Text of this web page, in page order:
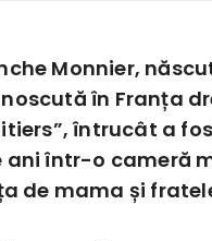
Monnier,
în Franța
întrucât a
ani într-o cameră
de mama și